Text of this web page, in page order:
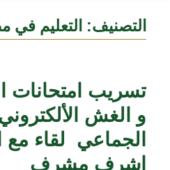
التصنيف: التعليم في
تسريب امتحانات
و الغش
الجماعي لقاء مع
اشرف مشرف